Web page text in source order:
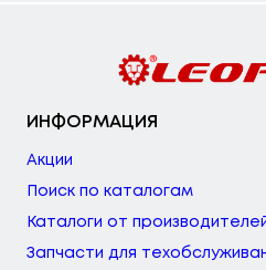
ИНФОРМАЦИЯ
Акции
Поиск по каталогам
Каталоги от
Запчасти для